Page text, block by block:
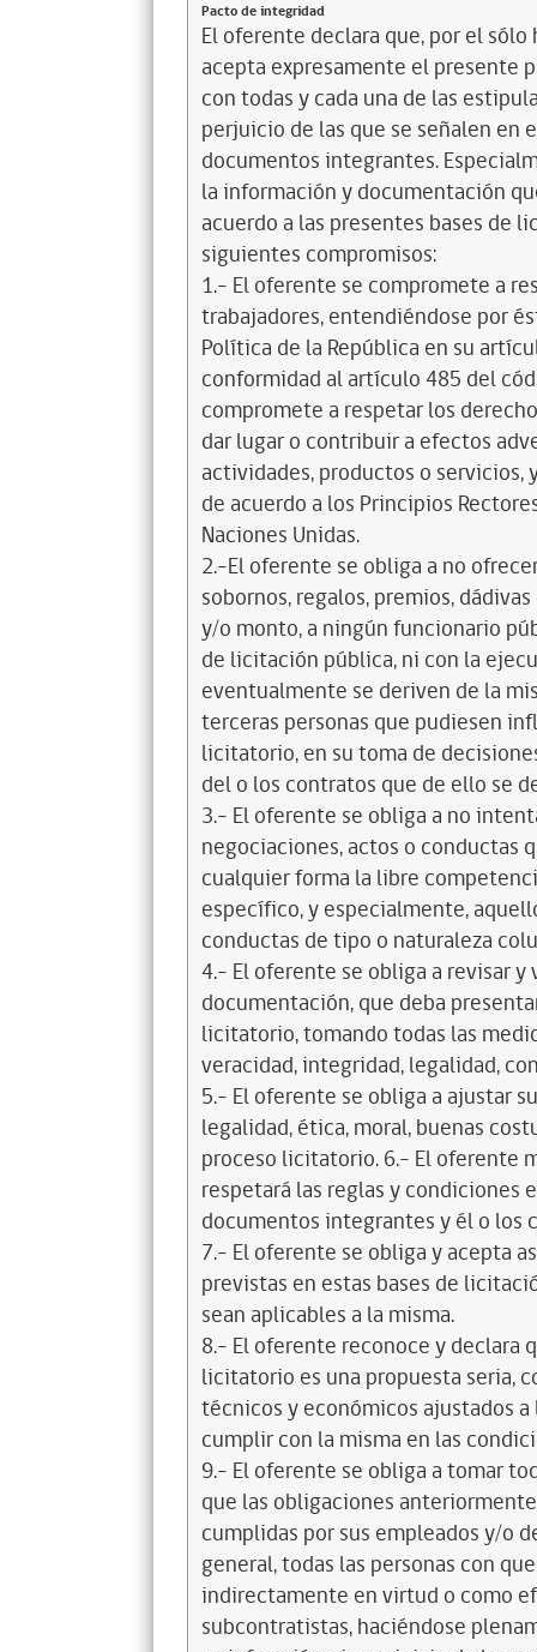
Pacto de integridad
El oferente declara que, por el
acepta expresamente el presente
con todas y cada una de las
perjuicio de las que se señalen en
documentos integrantes.
la información y documentación
acuerdo a las presentes bases de
siguientes compromisos:
1.- El oferente se compromete a
trabajadores, entendiéndose por
Política de la República en su
conformidad al artículo 485 del
compromete a respetar los
dar lugar o contribuir a efectos
actividades, productos o servicios,
de acuerdo a los Principios
Naciones Unidas.
2.-El oferente se obliga a no
sobornos, regalos, premios,
y/o monto, a ningún funcionario
de licitación pública, ni con la
eventualmente se deriven de la
terceras personas que pudiesen
licitatorio, en su toma de
del o los contratos que de ello se
3.- El oferente se obliga a no
negociaciones, actos o conductas
cualquier forma la libre
específico, y especialmente,
conductas de tipo o naturaleza
4.- El oferente se obliga a revisar
documentación, que deba
licitatorio, tomando todas las
veracidad, integridad, legalidad,
5.- El oferente se obliga a ajustar
legalidad, ética, moral, buenas
proceso licitatorio. 6.- El oferente
respetará las reglas y condiciones
documentos integrantes y él o los
7.- El oferente se obliga y acepta
previstas en estas bases de
sean aplicables a la misma.
8.- El oferente reconoce y declara
licitatorio es una propuesta seria,
técnicos y económicos ajustados
cumplir con la misma en las
9.- El oferente se obliga a tomar
que las obligaciones
cumplidas por sus empleados y/o
general, todas las personas con
indirectamente en virtud o como
subcontratistas, haciéndose